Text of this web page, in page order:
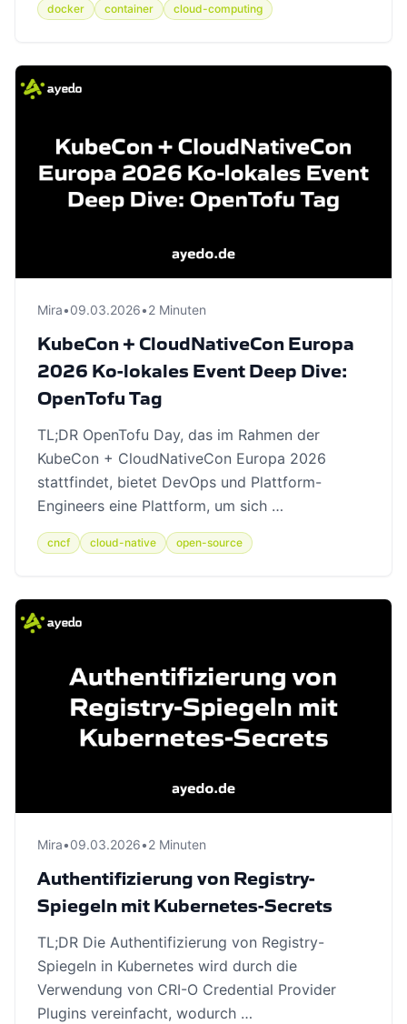
docker container cloud-computing
Mira•09.03.2026•2 Minuten
KubeCon + CloudNativeCon Europa
2026 Ko-lokales Event Deep Dive:
OpenTofu Tag
TL;DR OpenTofu Day, das im Rahmen der
KubeCon + CloudNativeCon Europa 2026
stattfindet, bietet DevOps und Plattform-
Engineers eine Plattform, um sich …
cncf cloud-native open-source
Mira•09.03.2026•2 Minuten
Authentifizierung von Registry-
Spiegeln mit Kubernetes-Secrets
TL;DR Die Authentifizierung von Registry-
Spiegeln in Kubernetes wird durch die
Verwendung von CRI-O Credential Provider
Plugins vereinfacht, wodurch …